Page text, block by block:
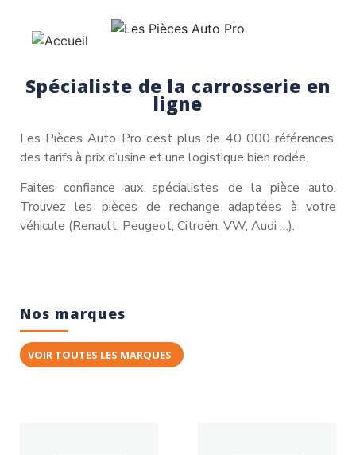
Spécialiste de la carrosserie en
ligne
Les Pièces Auto Pro c’est plus de 40 000 références,
des tarifs à prix d’usine et une logistique bien rodée.
Faites confiance aux spécialistes de la pièce auto.
Trouvez les pièces de rechange adaptées à votre
véhicule (Renault, Peugeot, Citroën, VW, Audi …).
Nos marques
VOIR TOUTES LES MARQUES